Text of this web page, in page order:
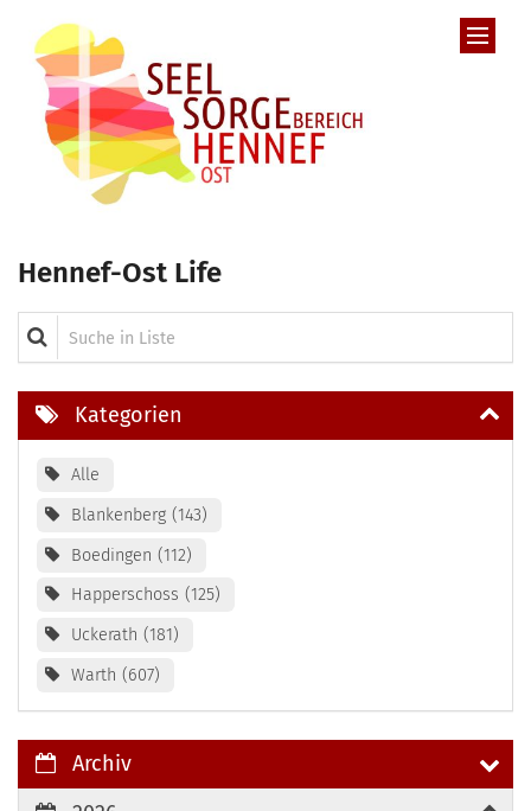
Hennef-Ost Life
Suche in Liste
Kategorien
Alle
Blankenberg
143
Boedingen
112
Happerschoss
125
Uckerath
181
Warth
607
Archiv